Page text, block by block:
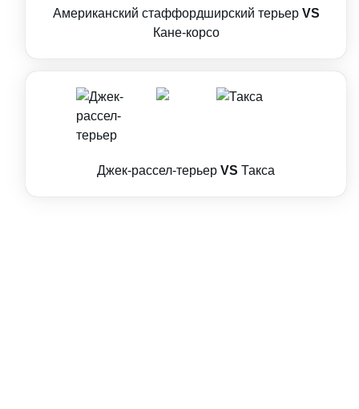
Американский стаффордширский терьер VS
Кане-корсо
Джек-рассел-терьер VS Такса